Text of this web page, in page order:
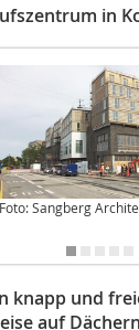
in
Foto: Sangberg
knapp und
auf